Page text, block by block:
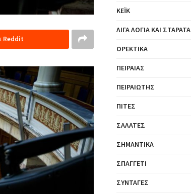
Reddit
ΚΈΙΚ
ΛΊΓΑ ΛΌΓΙΑ ΚΑΙ ΣΤΑΡΆΤΑ
ΟΡΕΚΤΙΚΆ
ΠΕΙΡΑΙΆΣ
ΠΕΙΡΑΙΏΤΗΣ
ΠΊΤΕΣ
ΣΑΛΆΤΕΣ
ΣΗΜΑΝΤΙΚΆ
ΣΠΑΓΓΈΤΙ
ΣΥΝΤΑΓΈΣ